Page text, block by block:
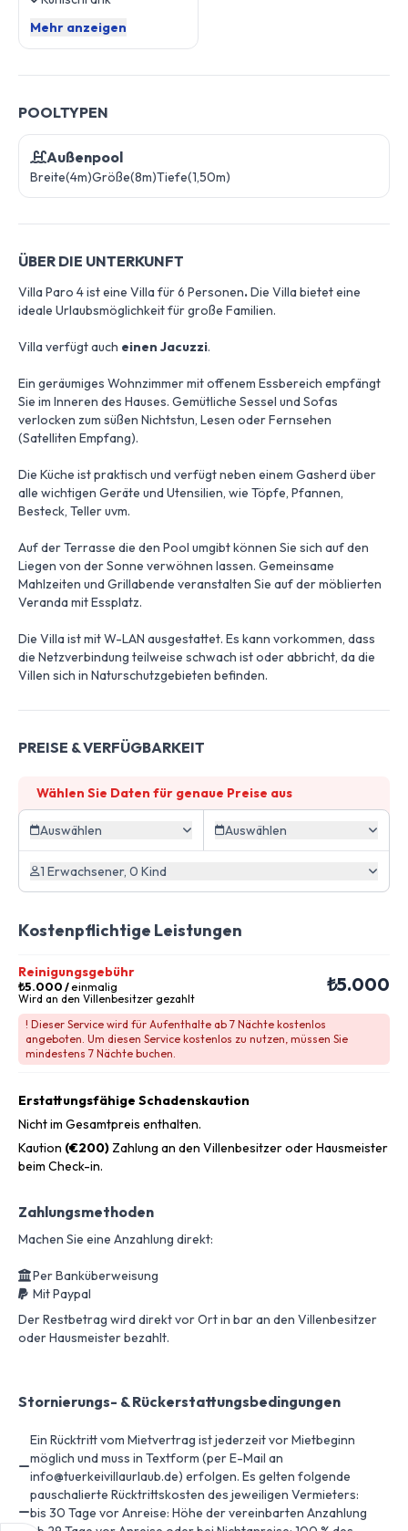
Mehr anzeigen
POOLTYPEN
Außenpool
Breite(4m)Größe(8m)Tiefe(1,50m)
ÜBER DIE UNTERKUNFT
Villa Paro 4 ist eine Villa für 6 Personen.Die Villa bietet eine
ideale Urlaubsmöglichkeit für große Familien.
Villa verfügt auch einen Jacuzzi.
Ein geräumiges Wohnzimmer mit offenem Essbereich empfängt
Sie im Inneren des Hauses. Gemütliche Sessel und Sofas
verlocken zum süßen Nichtstun, Lesen oder Fernsehen
(Satelliten Empfang).
Die Küche ist praktisch und verfügt neben einem Gasherd über
alle wichtigen Geräte und Utensilien, wie Töpfe, Pfannen,
Besteck, Teller uvm.
Auf der Terrasse die den Pool umgibt können Sie sich auf den
Liegen von der Sonne verwöhnen lassen. Gemeinsame
Mahlzeiten und Grillabende veranstalten Sie auf der möblierten
Veranda mit Essplatz.
Die Villa ist mit W-LAN ausgestattet. Es kann vorkommen, dass
die Netzverbindung teilweise schwach ist oder abbricht, da die
Villen sich in Naturschutzgebieten befinden.
PREISE & VERFÜGBARKEIT
Wählen Sie Daten für genaue Preise aus
Auswählen Auswählen
1 Erwachsener, 0 Kind
Kostenpflichtige Leistungen
Reinigungsgebühr
₺5.000/einmalig
Wird an den Villenbesitzer gezahlt
₺5.000
! Dieser Service wird für Aufenthalte ab 7 Nächte kostenlos
angeboten. Um diesen Service kostenlos zu nutzen, müssen Sie
mindestens 7 Nächte buchen.
Erstattungsfähige Schadenskaution
Nicht im Gesamtpreis enthalten.
Kaution (€200) Zahlung an den Villenbesitzer oder Hausmeister
beim Check-in.
Zahlungsmethoden
Machen Sie eine Anzahlung direkt:
Per Banküberweisung
Mit Paypal
Der Restbetrag wird direkt vor Ort in bar an den Villenbesitzer
oder Hausmeister bezahlt.
Stornierungs- & Rückerstattungsbedingungen
Ein Rücktritt vom Mietvertrag ist jederzeit vor Mietbeginn
möglich und muss in Textform (per E-Mail an
info@tuerkeivillaurlaub.de) erfolgen. Es gelten folgende
pauschalierte Rücktrittskosten des jeweiligen Vermieters:
bis 30 Tage vor Anreise: Höhe der vereinbarten Anzahlung